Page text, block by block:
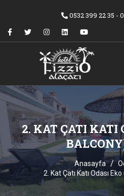
0532 399 22 35 -
2. KAT ÇATI KATI
Anasayfa
2. Kat Çatı Katı Odası